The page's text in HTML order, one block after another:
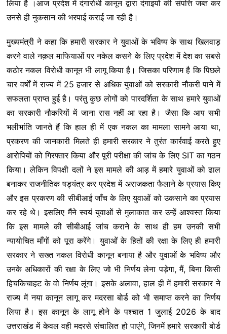
लिया है ।आज प्रदेश में दंगारोधी कानून द्वारा दंगाइयों की संपत्ति जब्त कर
उनसे ही नुकसान की भरपाई कराई जा रही है।
मुख्यमंत्री ने कहा कि हमारी सरकार ने युवाओं के भविष्य के साथ खिलवाड़
करने वाले नक़ल माफियाओं पर नकेल कसने के लिए प्रदेश में देश का सबसे
कठोर नकल विरोधी कानून भी लागू किया है। जिसका परिणाम है कि पिछले
चार वर्षों में राज्य में 25 हजार से अधिक युवाओं को सरकारी नौकरी पाने में
सफलता प्राप्त हुई है। परंतु कुछ लोगों को पारदर्शिता के साथ हमारे युवाओं
का सरकारी नौकरियों में जाना रास नहीं आ रहा है। जैसा कि आप सभी
भलीभांति जानते हैं कि हाल ही में एक नकल का मामला सामने आया था,
प्रकरण की जानकारी मिलते ही हमारी सरकार ने तुरंत कार्रवाई करते हुए
आरोपियों को गिरफ्तार किया और पूरी परीक्षा की जांच के लिए SIT का गठन
किया। लेकिन विपक्षी दलों ने इस मामले की आड़ में हमारे युवाओं को ढाल
बनाकर राजनीतिक षड्यंत्र कर प्रदेश में अराजकता फैलाने के प्रयास किए
और इस प्रकरण की सीबीआई जाँच के लिए युवाओं को उकसाने का प्रयास
कर रहे थे। इसलिए मैंने स्वयं युवाओं से मुलाकात कर उन्हें आश्वस्त किया
कि इस मामले की सीबीआई जांच कराने के साथ ही हम उनकी सभी
न्यायोचित माँगों को पूरा करेंगे। युवाओं के हितों की रक्षा के लिए ही हमारी
सरकार ने सख्त नकल विरोधी कानून बनाया है और युवाओं के भविष्य और
उनके अधिकारों की रक्षा के लिए जो भी निर्णय लेना पड़ेगा, मैं, बिना किसी
हिचकिचाहट के वो निर्णय लूंगा। इसके अलावा, हाल ही में हमारी सरकार ने
राज्य में नया कानून लागू कर मदरसा बोर्ड को भी समाप्त करने का निर्णय
लिया है। इस कानून के लागू होने के पश्चात 1 जुलाई 2026 के बाद
उत्तराखंड में केवल वही मदरसे संचालित हो पाएंगे, जिनमें हमारे सरकारी बोर्ड